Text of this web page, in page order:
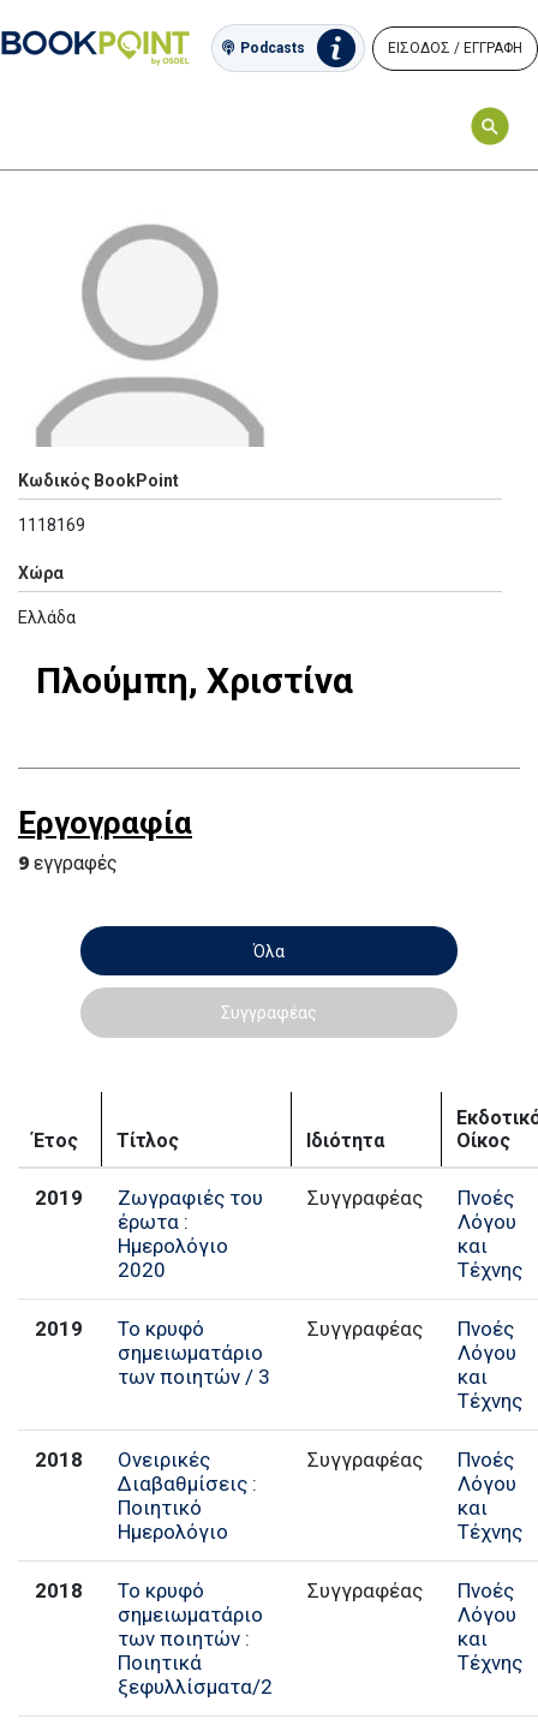
Podcasts ΕΙΣΟΔΟΣ / ΕΓΓΡΑΦΗ
Κωδικός BookPoint
1118169
Χώρα
Ελλάδα
Πλούμπη, Χριστίνα
Εργογραφία
9 εγγραφές
Όλα
Συγγραφέας
Έτος Τίτλος Ιδιότητα
Οίκος
2019
Ζωγραφιές του
έρωτα :
Ημερολόγιο
2020
Συγγραφέας
Πνοές
Λόγου
και
Τέχνης
2019
Το κρυφό
σημειωματάριο
των ποιητών / 3
Συγγραφέας
Πνοές
Λόγου
και
Τέχνης
2018
Ονειρικές
Διαβαθμίσεις :
Ποιητικό
Ημερολόγιο
Συγγραφέας
Πνοές
Λόγου
και
Τέχνης
2018
Το κρυφό
σημειωματάριο
των ποιητών :
Ποιητικά
ξεφυλλίσματα/2
Συγγραφέας
Πνοές
Λόγου
και
Τέχνης